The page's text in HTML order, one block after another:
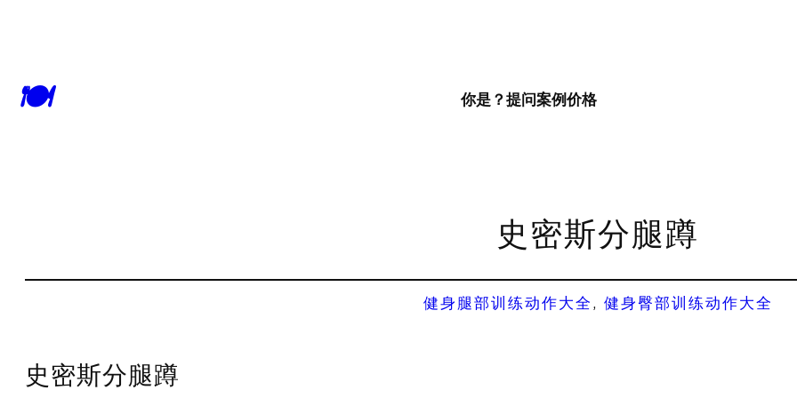
🍽 你是？ 提问案例价格
史密斯分腿蹲
健身腿部训练动作大全 , 健身臀部训练动作大全
史密斯分腿蹲